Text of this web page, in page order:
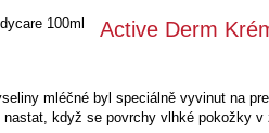
Active Derm
mléčné byl speciálně vyvinut na
když se povrchy vlhké pokožky v